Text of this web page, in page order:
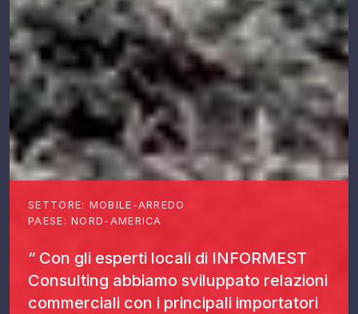
SETTORE: MOBILE-ARREDO
PAESE: NORD-AMERICA
“ Con gli esperti locali di INFORMEST
Consulting abbiamo sviluppato relazioni
commerciali con i principali importatori